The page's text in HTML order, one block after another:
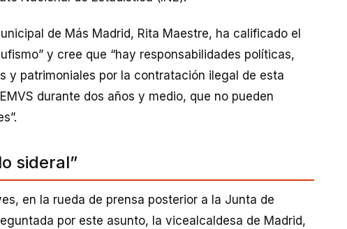
de Más Madrid, Rita Maestre, ha calificado el
y cree que “hay responsabilidades políticas,
y patrimoniales por la contratación ilegal de esta
durante dos años y medio, que no pueden
sideral”
en la rueda de prensa posterior a la Junta de
por este asunto, la vicealcaldesa de Madrid,